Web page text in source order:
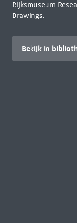
Rijksmuseum
Drawings.
Bekijk in